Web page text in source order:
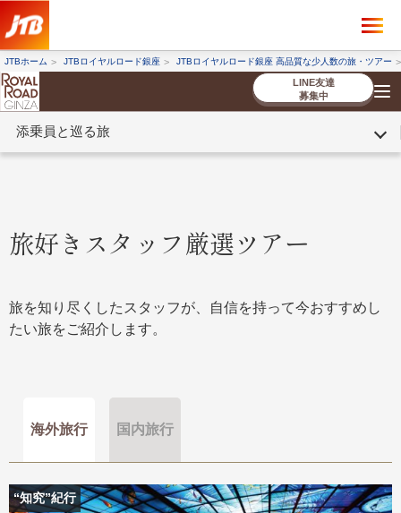
JTBホーム JTBロイヤルロード銀座 JTBロイヤルロード銀座 高品質な少人数の旅・ツアー
LINE友達
募集中
添乗員と巡る旅
条件から探す
条件から探す
1月
2月 3月 4月
5月
条件から探す
条件から探す
冬の国内旅行
1月
8月
旅好きスタッフ厳選ツアー
旅を知り尽くしたスタッフが、自信を持って今おすすめし
たい旅をご紹介します。
海外旅行 国内旅行
“知究”紀行
ツアーを探す ×
海外ツアー 国内ツアー